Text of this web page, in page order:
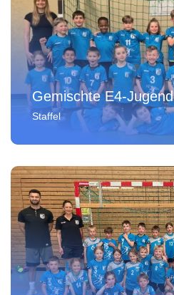
Gemischte E4-Jugend
Staffel